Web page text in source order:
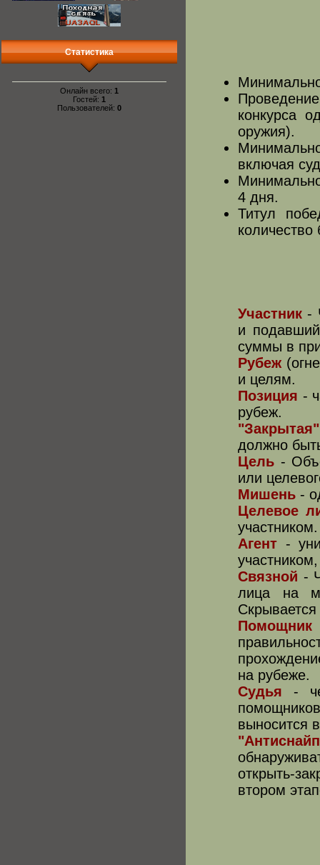
Статистика
Онлайн всего: 1
Гостей: 1
Пользователей: 0
конкурса
оружия).
включая
4 дня.
Титул
количество
Участник -
и
суммы в
Рубеж
и целям.
Позиция -
рубеж.
должно
Цель -
или
Мишень -
Целевое
участником.
Агент -
Связной -
лица на
Скрывается
Помощник
на рубеже.
Судья
-
выносится
открыть-
втором